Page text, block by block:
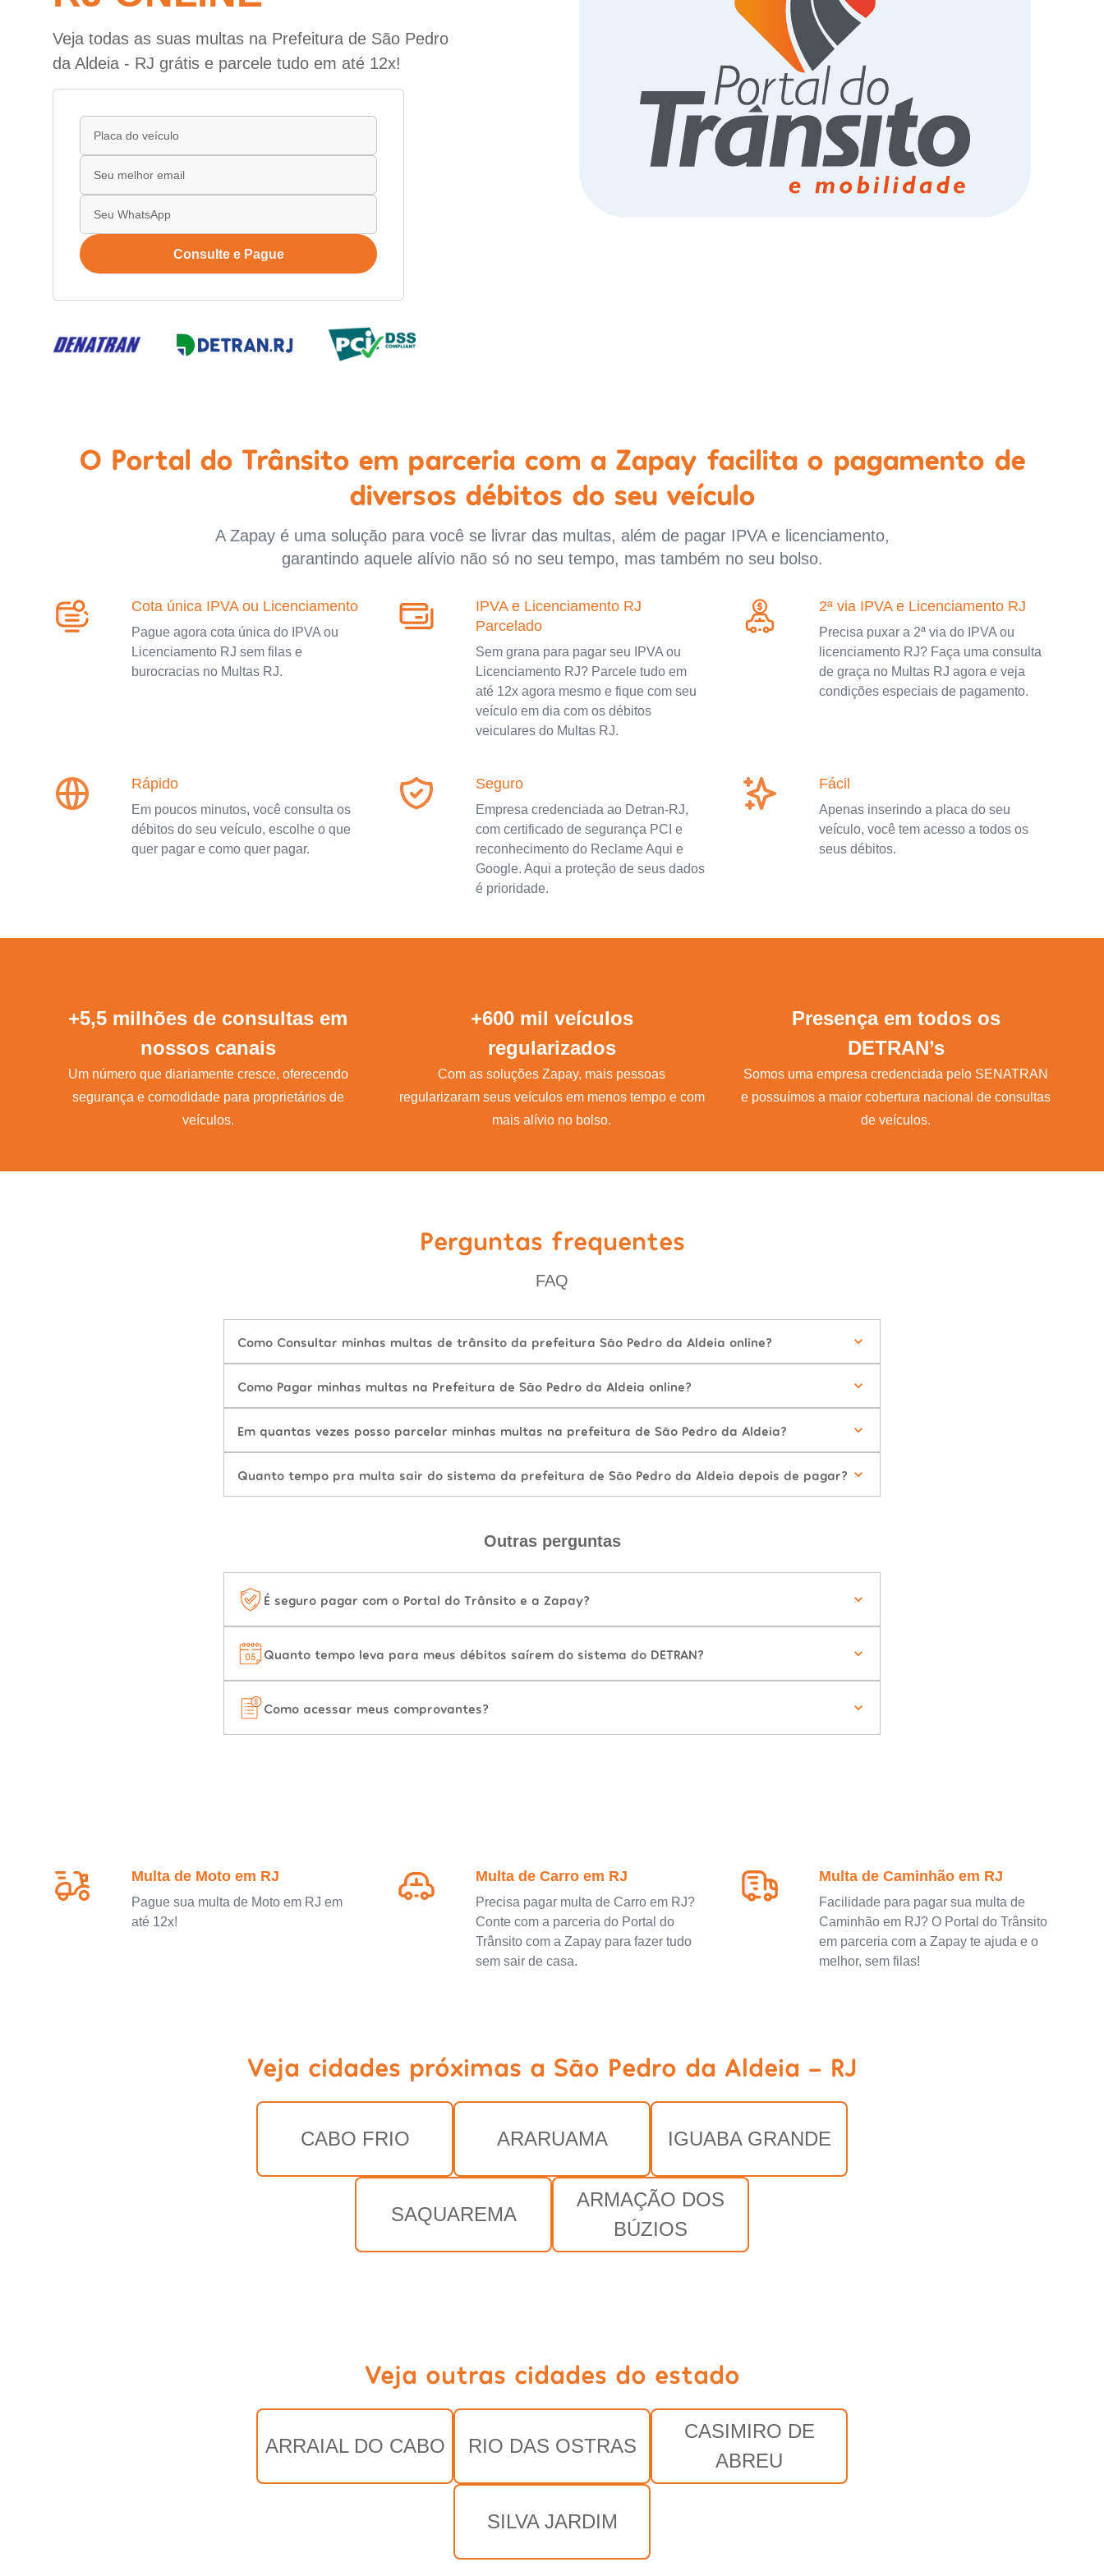
Veja todas as suas multas na Prefeitura de São Pedro
da Aldeia - RJ grátis e parcele tudo em até 12x!
Consulte e Pague
O Portal do Trânsito em parceria com a Zapay facilita o pagamento de
diversos débitos do seu veículo
A Zapay é uma solução para você se livrar das multas, além de pagar IPVA e licenciamento,
garantindo aquele alívio não só no seu tempo, mas também no seu bolso.
Cota única IPVA ou Licenciamento
Pague agora cota única do IPVA ou
Licenciamento RJ sem filas e
burocracias no Multas RJ.
IPVA e Licenciamento RJ
Parcelado
Sem grana para pagar seu IPVA ou
Licenciamento RJ? Parcele tudo em
até 12x agora mesmo e fique com seu
veículo em dia com os débitos
veiculares do Multas RJ.
2ª via IPVA e Licenciamento RJ
Precisa puxar a 2ª via do IPVA ou
licenciamento RJ? Faça uma consulta
de graça no Multas RJ agora e veja
condições especiais de pagamento.
Rápido
Em poucos minutos, você consulta os
débitos do seu veículo, escolhe o que
quer pagar e como quer pagar.
Seguro
Empresa credenciada ao Detran-RJ,
com certificado de segurança PCI e
reconhecimento do Reclame Aqui e
Google. Aqui a proteção de seus dados
é prioridade.
Fácil
Apenas inserindo a placa do seu
veículo, você tem acesso a todos os
seus débitos.
+5,5 milhões de consultas em
nossos canais
Um número que diariamente cresce, oferecendo
segurança e comodidade para proprietários de
veículos.
+600 mil veículos
regularizados
Com as soluções Zapay, mais pessoas
regularizaram seus veículos em menos tempo e com
mais alívio no bolso.
Presença em todos os
DETRAN’s
Somos uma empresa credenciada pelo SENATRAN
e possuímos a maior cobertura nacional de consultas
de veículos.
Perguntas frequentes
FAQ
Como Consultar minhas multas de trânsito da prefeitura São Pedro da Aldeia online?
Como Pagar minhas multas na Prefeitura de São Pedro da Aldeia online?
Em quantas vezes posso parcelar minhas multas na prefeitura de São Pedro da Aldeia?
Quanto tempo pra multa sair do sistema da prefeitura de São Pedro da Aldeia depois de pagar?
Outras perguntas
É seguro pagar com o Portal do Trânsito e a Zapay?
Quanto tempo leva para meus débitos saírem do sistema do DETRAN?
Como acessar meus comprovantes?
Multa de Moto em RJ
Pague sua multa de Moto em RJ em
até 12x!
Multa de Carro em RJ
Precisa pagar multa de Carro em RJ?
Conte com a parceria do Portal do
Trânsito com a Zapay para fazer tudo
sem sair de casa.
Multa de Caminhão em RJ
Facilidade para pagar sua multa de
Caminhão em RJ? O Portal do Trânsito
em parceria com a Zapay te ajuda e o
melhor, sem filas!
Veja cidades próximas a São Pedro da Aldeia - RJ
CABO FRIO ARARUAMA IGUABA GRANDE
SAQUAREMA
ARMAÇÃO DOS
BÚZIOS
Veja outras cidades do estado
ARRAIAL DO CABO RIO DAS OSTRAS
CASIMIRO DE
ABREU
SILVA JARDIM